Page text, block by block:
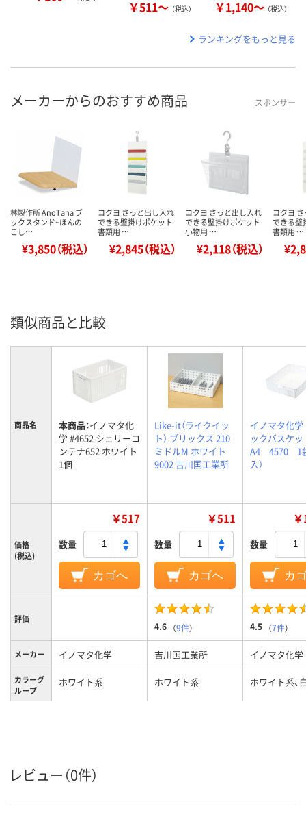
￥511～ （税込） ￥1,140～ （税込）
ランキングをもっと見る
メーカーからのおすすめ商品 スポンサー
林製作所 AnoTana ブ
ックスタンド~ほんの
こし…
¥3,850（税込）
コクヨ さっと出し入れ
できる壁掛けポケット
書類用 …
¥2,845（税込）
コクヨ さっと出し入れ
できる壁掛けポケット
小物用 …
¥2,118（税込）
コクヨ
できる壁
書類用 …
類似商品と比較
商品名 本商品：イノマタ化
学 #4652 シェリーコ
ンテナ652 ホワイト
1個
Like-it（ライクイッ
ト） ブリックス 210
ミドルM ホワイト
9002 吉川国工業所
イノマタ化
ックバスケ
A4 4570 1
入）
価格
(税込)
￥517
数量
カゴへ
￥511
数量
カゴへ
数量
カ
評価
4.6 （9件） 4.5 （7件）
メーカー イノマタ化学 吉川国工業所 イノマタ化学
カラーグ
ループ
ホワイト系 ホワイト系 ホワイト系、
レビュー（0件）